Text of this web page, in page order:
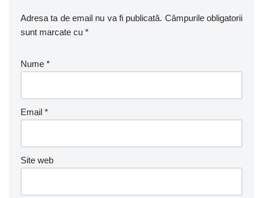
Adresa ta de email nu va fi publicată. Câmpurile obligatorii
sunt marcate cu *
Nume *
Email *
Site web